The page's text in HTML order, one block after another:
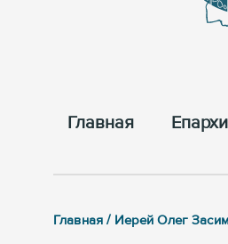
Главная
Главная / Иерей Олег